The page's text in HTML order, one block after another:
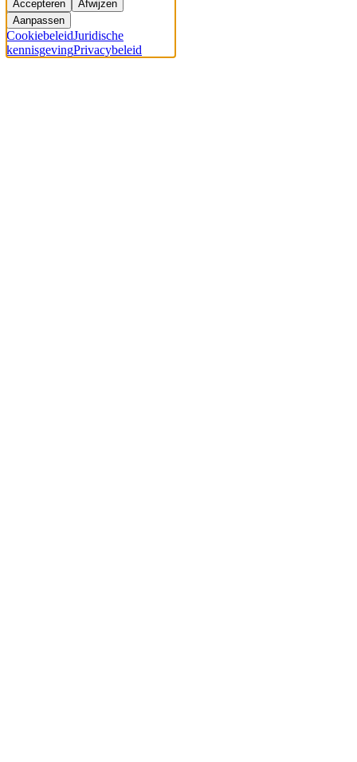
Accepteren
Afwijzen
Aanpassen
CookiebeleidJuridische
kennisgevingPrivacybeleid